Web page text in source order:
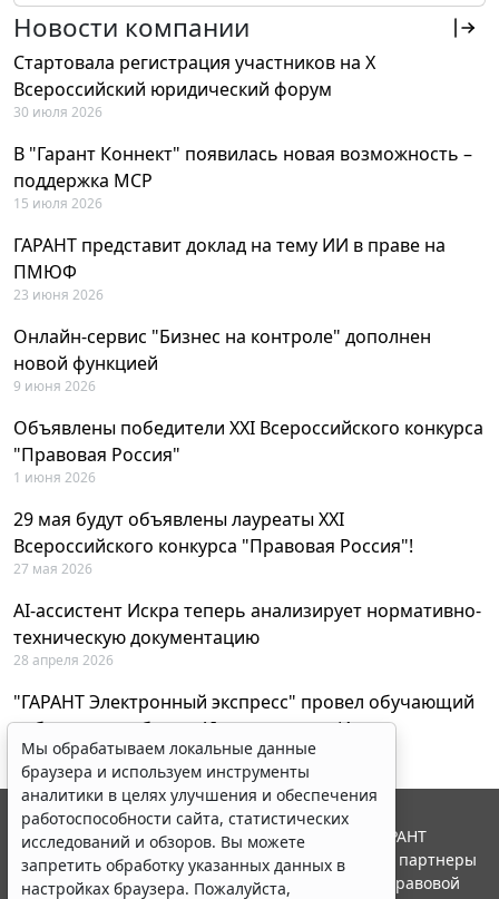
Новости компании
Стартовала регистрация участников на X
Всероссийский юридический форум
30 июля 2026
В "Гарант Коннект" появилась новая возможность –
поддержка MCP
15 июля 2026
ГАРАНТ представит доклад на тему ИИ в праве на
ПМЮФ
23 июня 2026
Онлайн-сервис "Бизнес на контроле" дополнен
новой функцией
9 июня 2026
Объявлены победители XXI Всероссийского конкурса
"Правовая Россия"
1 июня 2026
29 мая будут объявлены лауреаты XXI
Всероссийского конкурса "Правовая Россия"!
27 мая 2026
AI-ассистент Искра теперь анализирует нормативно-
техническую документацию
28 апреля 2026
"ГАРАНТ Электронный экспресс" провел обучающий
вебинар по работе с AI-ассистентом Искра
23 апреля 2026
Мы обрабатываем локальные данные
браузера и используем инструменты
аналитики в целях улучшения и обеспечения
работоспособности сайта, статистических
исследований и обзоров. Вы можете
запретить обработку указанных данных в
настройках браузера. Пожалуйста,
© ООО "НПП "ГАРАНТ-СЕРВИС", 2026. Система ГАРАНТ
выпускается с 1990 года. Компания "Гарант" и ее партнеры
являются участниками Российской ассоциации правовой